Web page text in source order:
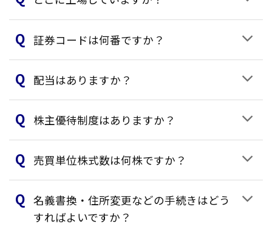
証券コードは何番ですか？
配当はありますか？
株主優待制度はありますか？
売買単位株式数は何株ですか？
名義書換・住所変更などの手続きはどう
すればよいですか？